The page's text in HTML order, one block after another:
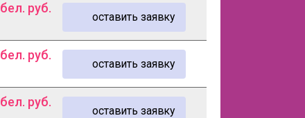
бел. руб.
оставить заявку
бел. руб.
оставить заявку
бел. руб.
оставить заявку